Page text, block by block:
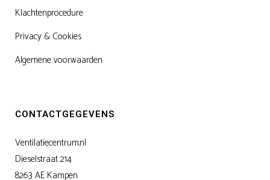
Klachtenprocedure
Privacy & Cookies
Algemene voorwaarden
CONTACTGEGEVENS
Ventilatiecentrum.nl
Dieselstraat 214
8263 AE Kampen